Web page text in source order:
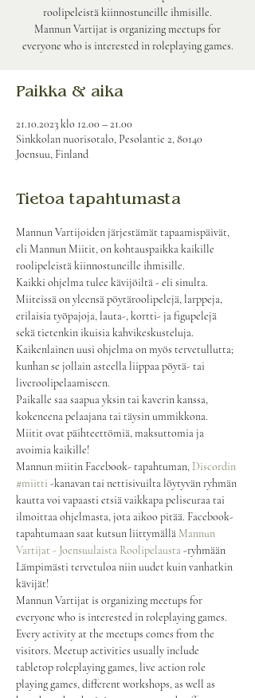
roolipeleistä kiinnostuneille ihmisille.
Mannun Vartijat is organizing meetups for
everyone who is interested in roleplaying games.
Paikka & aika
21.10.2023 klo 12.00 – 21.00
Sinkkolan nuorisotalo, Pesolantie 2, 80140
Joensuu, Finland
Tietoa tapahtumasta
Mannun Vartijoiden järjestämät tapaamispäivät,
eli Mannun Miitit, on kohtauspaikka kaikille
roolipeleistä kiinnostuneille ihmisille.
Kaikki ohjelma tulee kävijöiltä - eli sinulta.
Miiteissä on yleensä pöytäroolipelejä, larppeja,
erilaisia työpajoja, lauta-, kortti- ja figupelejä
sekä tietenkin ikuisia kahvikeskusteluja.
Kaikenlainen uusi ohjelma on myös tervetullutta;
kunhan se jollain asteella liippaa pöytä- tai
liveroolipelaamiseen.
Paikalle saa saapua yksin tai kaverin kanssa,
kokeneena pelaajana tai täysin ummikkona.
Miitit ovat päihteettömiä, maksuttomia ja
avoimia kaikille!
Mannun miitin Facebook- tapahtuman, Discordin
#miitti -kanavan tai nettisivuilta löytyvän ryhmän
kautta voi vapaasti etsiä vaikkapa peliseuraa tai
ilmoittaa ohjelmasta, jota aikoo pitää. Facebook-
tapahtumaan saat kutsun liittymällä Mannun
Vartijat - Joensuulaista Roolipelausta -ryhmään
Lämpimästi tervetuloa niin uudet kuin vanhatkin
kävijät!
Mannun Vartijat is organizing meetups for
everyone who is interested in roleplaying games.
Every activity at the meetups comes from the
visitors. Meetup activities usually include
tabletop roleplaying games, live action role
playing games, different workshops, as well as